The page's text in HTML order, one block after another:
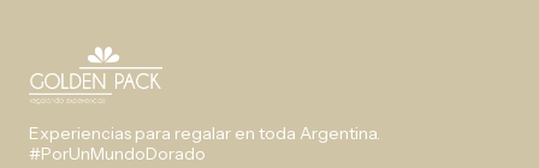
Experiencias para regalar en toda Argentina.
#PorUnMundoDorado